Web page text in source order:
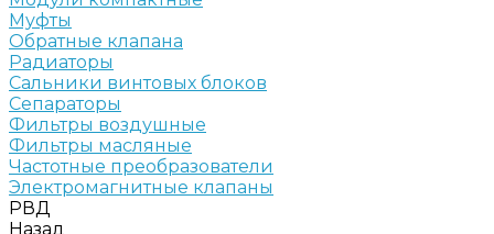
Муфты
Обратные клапана
Радиаторы
Сальники винтовых блоков
Сепараторы
Фильтры воздушные
Фильтры масляные
Частотные преобразователи
Электромагнитные клапаны
РВД
Назад